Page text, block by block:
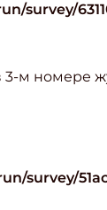
survey/
3-м номере
survey/